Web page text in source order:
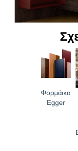
θάμπωμα
– Υψηλή αντοχή
– Υψηλή
Φορμάικα
Egger